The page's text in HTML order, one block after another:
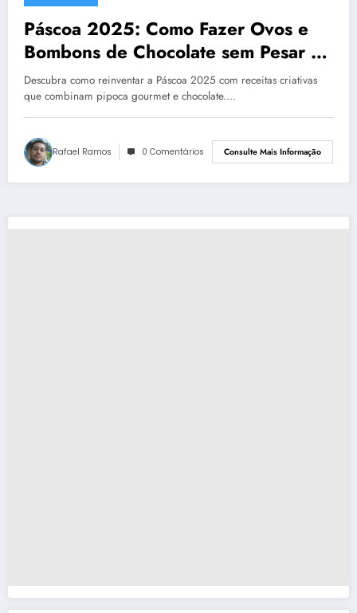
Páscoa 2025: Como Fazer Ovos e
Bombons de Chocolate sem Pesar no
Orçamento
Descubra como reinventar a Páscoa 2025 com receitas criativas
que combinam pipoca gourmet e chocolate.…
Rafael Ramos 0 Comentários Consulte Mais Informação